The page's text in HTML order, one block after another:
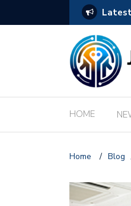
ើងដោយអ្នកគាំទ្ររឿងអានីមេជប៉ុន
HOME
Home / Blog